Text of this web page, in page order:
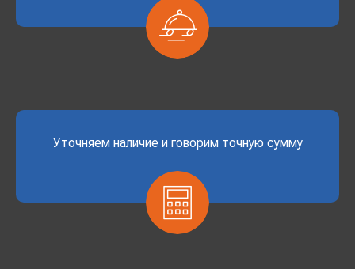
Уточняем наличие и говорим точную сумму